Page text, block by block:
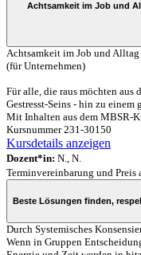
Achtsamkeit im Job und
Achtsamkeit im Job und Alltag
(für Unternehmen)
Für alle, die raus möchten aus
Gestresst-Seins - hin zu einem
Mit Inhalten aus dem MBSR-
Kursnummer 231-30150
Kursdetails anzeigen
Dozent*in: N., N.
Terminvereinbarung und Preis
Durch Systemisches
Wenn in Gruppen